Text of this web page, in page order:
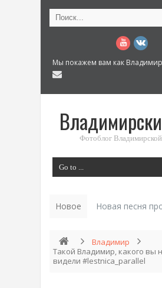
Мы покажем вам как
Фотоблог
Новое Новая песня
Владимир
Такой Владимир, какого вы
видели #lestnica_parallel